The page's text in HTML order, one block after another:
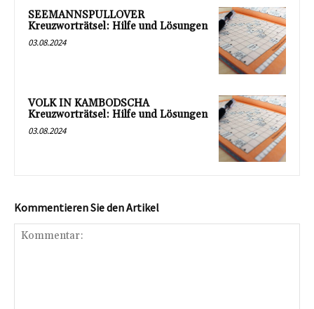
SEEMANNSPULLOVER
Kreuzworträtsel: Hilfe und Lösungen
03.08.2024
VOLK IN KAMBODSCHA
Kreuzworträtsel: Hilfe und Lösungen
03.08.2024
Kommentieren Sie den Artikel